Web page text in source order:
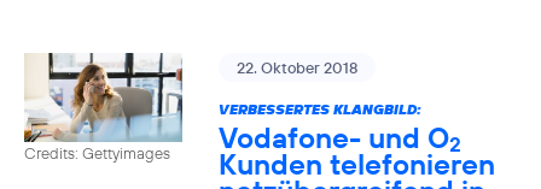
Credits: Gettyimages
22. Oktober 2018
VERBESSERTES KLANGBILD:
Vodafone- und O2
Kunden telefonieren